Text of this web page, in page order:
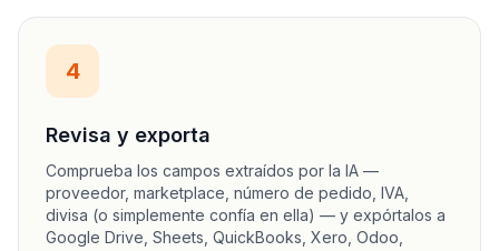
4
Revisa y exporta
Comprueba los campos extraídos por la IA —
proveedor, marketplace, número de pedido, IVA,
divisa (o simplemente confía en ella) — y expórtalos a
Google Drive, Sheets, QuickBooks, Xero, Odoo,